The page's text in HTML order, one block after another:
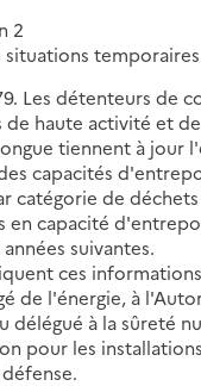
2
situations temporaires
Les détenteurs de
haute activité et
tiennent à jour
capacités
catégorie de
en capacité
suivantes.
ces
de l'énergie, à
délégué à la sûreté
pour les